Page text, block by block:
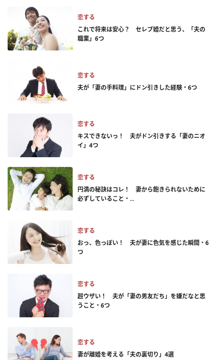
恋する
これで将来は安心？ セレブ婚だと思う、「夫の
職業」6つ
恋する
夫が「妻の手料理」にドン引きした経験・6つ
恋する
キスできないっ！ 夫がドン引きする「妻のニオ
イ」4つ
恋する
円満の秘訣はコレ！ 妻から飽きられないために
必ずしていること・...
恋する
おっ、色っぽい！ 夫が妻に色気を感じた瞬間・6
つ
恋する
超ウザい！ 夫が「妻の男友だち」を嫌だなと思
うこと・6つ
恋する
妻が離婚を考える「夫の裏切り」4選